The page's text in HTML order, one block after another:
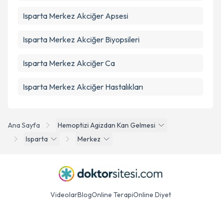
Ana Sayfa
Hemoptizi Agizdan Kan Gelmesi
Isparta
Merkez
Isparta Merkez Akciğer Apsesi
Isparta Merkez Akciğer Biyopsileri
Isparta Merkez Akciğer Ca
Isparta Merkez Akciğer Hastalıkları
VideolarBlogOnline TerapiOnline Diyet